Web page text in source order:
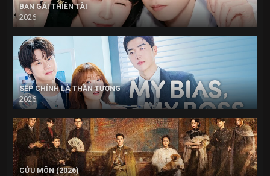
BẠN GÁI THIÊN TÀI
2026
SẾP CHÍNH LÀ THẦN TƯỢNG
2026
CỬU MÔN (2026)